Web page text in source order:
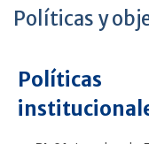
Políticas y
Políticas